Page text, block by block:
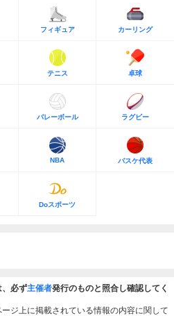
フィギュア カーリング
テニス 卓球
バレーボール ラグビー
NBA バスケ代表
Doスポーツ
、必ず主催者発行のものと照合し確認してく
ジ上に掲載されている情報の内容に関して